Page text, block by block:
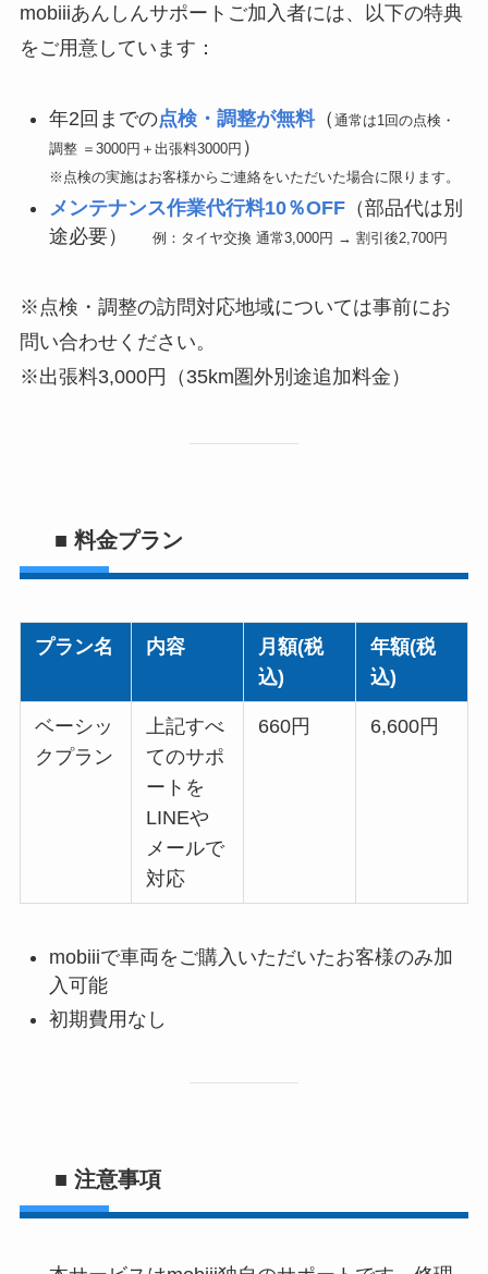
mobiiiあんしんサポートご加入者には、以下の特典
をご用意しています：
年2回までの点検・調整が無料（ 通常は1回の点検・
調整 ＝3000円＋出張料3000円 ）
※点検の実施はお客様からご連絡をいただいた場合に限ります。
メンテナンス作業代行料10％OFF（部品代は別
途必要）
例：タイヤ交換 通常3,000円 → 割引後2,700円
※点検・調整の訪問対応地域については事前にお
問い合わせください。
※出張料3,000円（35km圏外別途追加料金）
■ 料金プラン
プラン名 内容
月額(税
込)
年額(税
込)
ベーシッ
クプラン
上記すべ
てのサポ
ートを
LINEや
メールで
対応
660円 6,600円
mobiiiで車両をご購入いただいたお客様のみ加
入可能
初期費用なし
■ 注意事項